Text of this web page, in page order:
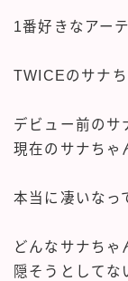
1番好きなアー
TWICEのサナち
デビュー前のサ
現在のサナちゃ
本当に凄いなっ
どんなサナちゃ
隠そうとしてな